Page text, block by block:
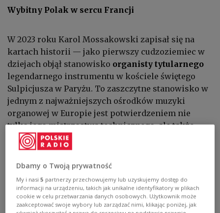
Wybitny Polak w sercu Francji
W 2023 roku Karol Mossakowski zapisał się na
kartach historii — jako pierwszy cudzoziemiec w
dziejach objął stanowisko organisty tytularnego
legendarnego instrumentu w kościele świętego
Sulpicjusza w Paryżu. To zaszczytne stanowisko w
jednym z najważniejszych ośrodków muzyki
organowej w Europie jest potwierdzeniem nie
tylko jego mistrzostwa technicznego, ale także
uznania artystycznego, jakie zdobył na Zachodzie.
Polak we Francji” w kategorii Kultura
dowód na to, że jego sukcesy są dostrzegane nie
tylko przez środowisko muzyczne, lecz także przez
szeroką międzynarodową publiczność.
Dbamy o Twoją prywatność
My i nasi5 partnerzy przechowujemy lub uzyskujemy dostęp do
informacji na urządzeniu, takich jak unikalne identyfikatory w plikach
cookie w celu przetwarzania danych osobowych. Użytkownik może
zaakceptować swoje wybory lub zarządzać nimi, klikając poniżej, jak